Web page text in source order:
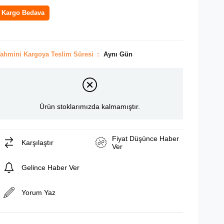
Kargo Bedava
Kargoya Teslim Süresi : Aynı Gün
Ürün stoklarımızda kalmamıştır.
Karşılaştır
Fiyat Düşünce Haber
Ver
Gelince Haber Ver
Yorum Yaz